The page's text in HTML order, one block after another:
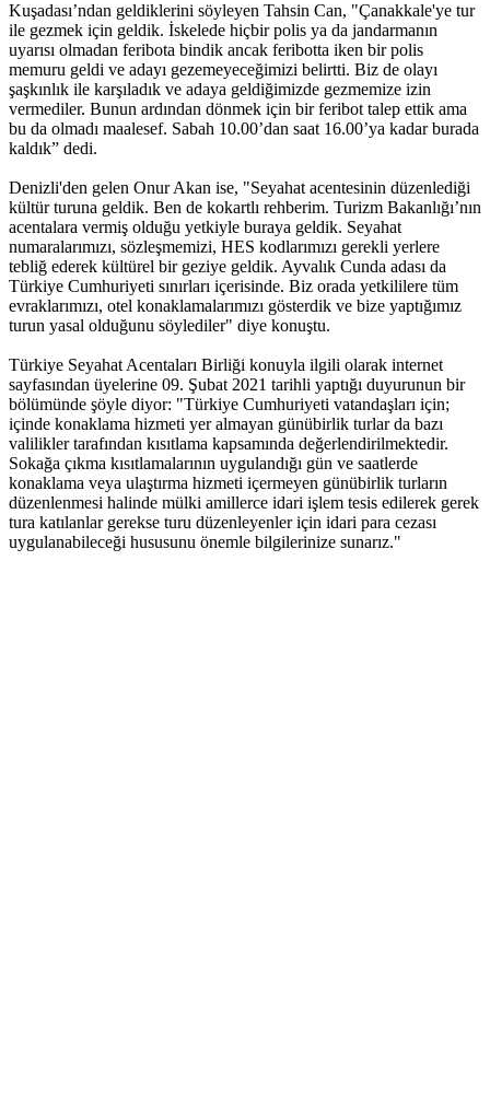
Kuşadası’ndan geldiklerini söyleyen Tahsin Can, "Çanakkale'ye tur
ile gezmek için geldik. İskelede hiçbir polis ya da jandarmanın
uyarısı olmadan feribota bindik ancak feribotta iken bir polis
memuru geldi ve adayı gezemeyeceğimizi belirtti. Biz de olayı
şaşkınlık ile karşıladık ve adaya geldiğimizde gezmemize izin
vermediler. Bunun ardından dönmek için bir feribot talep ettik ama
bu da olmadı maalesef. Sabah 10.00’dan saat 16.00’ya kadar burada
kaldık” dedi.
Denizli'den gelen Onur Akan ise, "Seyahat acentesinin düzenlediği
kültür turuna geldik. Ben de kokartlı rehberim. Turizm Bakanlığı’nın
acentalara vermiş olduğu yetkiyle buraya geldik. Seyahat
numaralarımızı, sözleşmemizi, HES kodlarımızı gerekli yerlere
tebliğ ederek kültürel bir geziye geldik. Ayvalık Cunda adası da
Türkiye Cumhuriyeti sınırları içerisinde. Biz orada yetkililere tüm
evraklarımızı, otel konaklamalarımızı gösterdik ve bize yaptığımız
turun yasal olduğunu söylediler" diye konuştu.
Türkiye Seyahat Acentaları Birliği konuyla ilgili olarak internet
sayfasından üyelerine 09. Şubat 2021 tarihli yaptığı duyurunun bir
bölümünde şöyle diyor: "Türkiye Cumhuriyeti vatandaşları için;
içinde konaklama hizmeti yer almayan günübirlik turlar da bazı
valilikler tarafından kısıtlama kapsamında değerlendirilmektedir.
Sokağa çıkma kısıtlamalarının uygulandığı gün ve saatlerde
konaklama veya ulaştırma hizmeti içermeyen günübirlik turların
düzenlenmesi halinde mülki amillerce idari işlem tesis edilerek gerek
tura katılanlar gerekse turu düzenleyenler için idari para cezası
uygulanabileceği hususunu önemle bilgilerinize sunarız."